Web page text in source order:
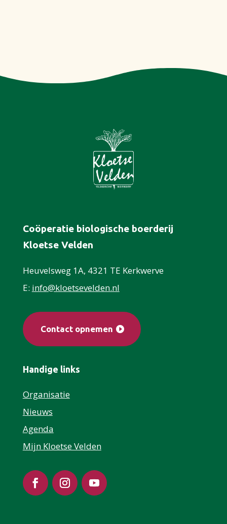
Coöperatie biologische boerderij
Kloetse Velden
Heuvelsweg 1A, 4321 TE Kerkwerve
E: info@kloetsevelden.nl
Contact opnemen
Handige links
Organisatie
Nieuws
Agenda
Mijn Kloetse Velden